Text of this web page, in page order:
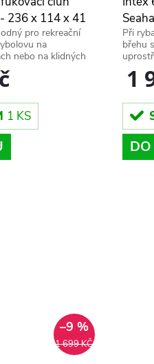
236 x 114 x 41
1 KS
pro rekreační
na
nebo na klidných
cm x
1
Při
břehu
člun
ideální.
1 699 KČ
–9 %